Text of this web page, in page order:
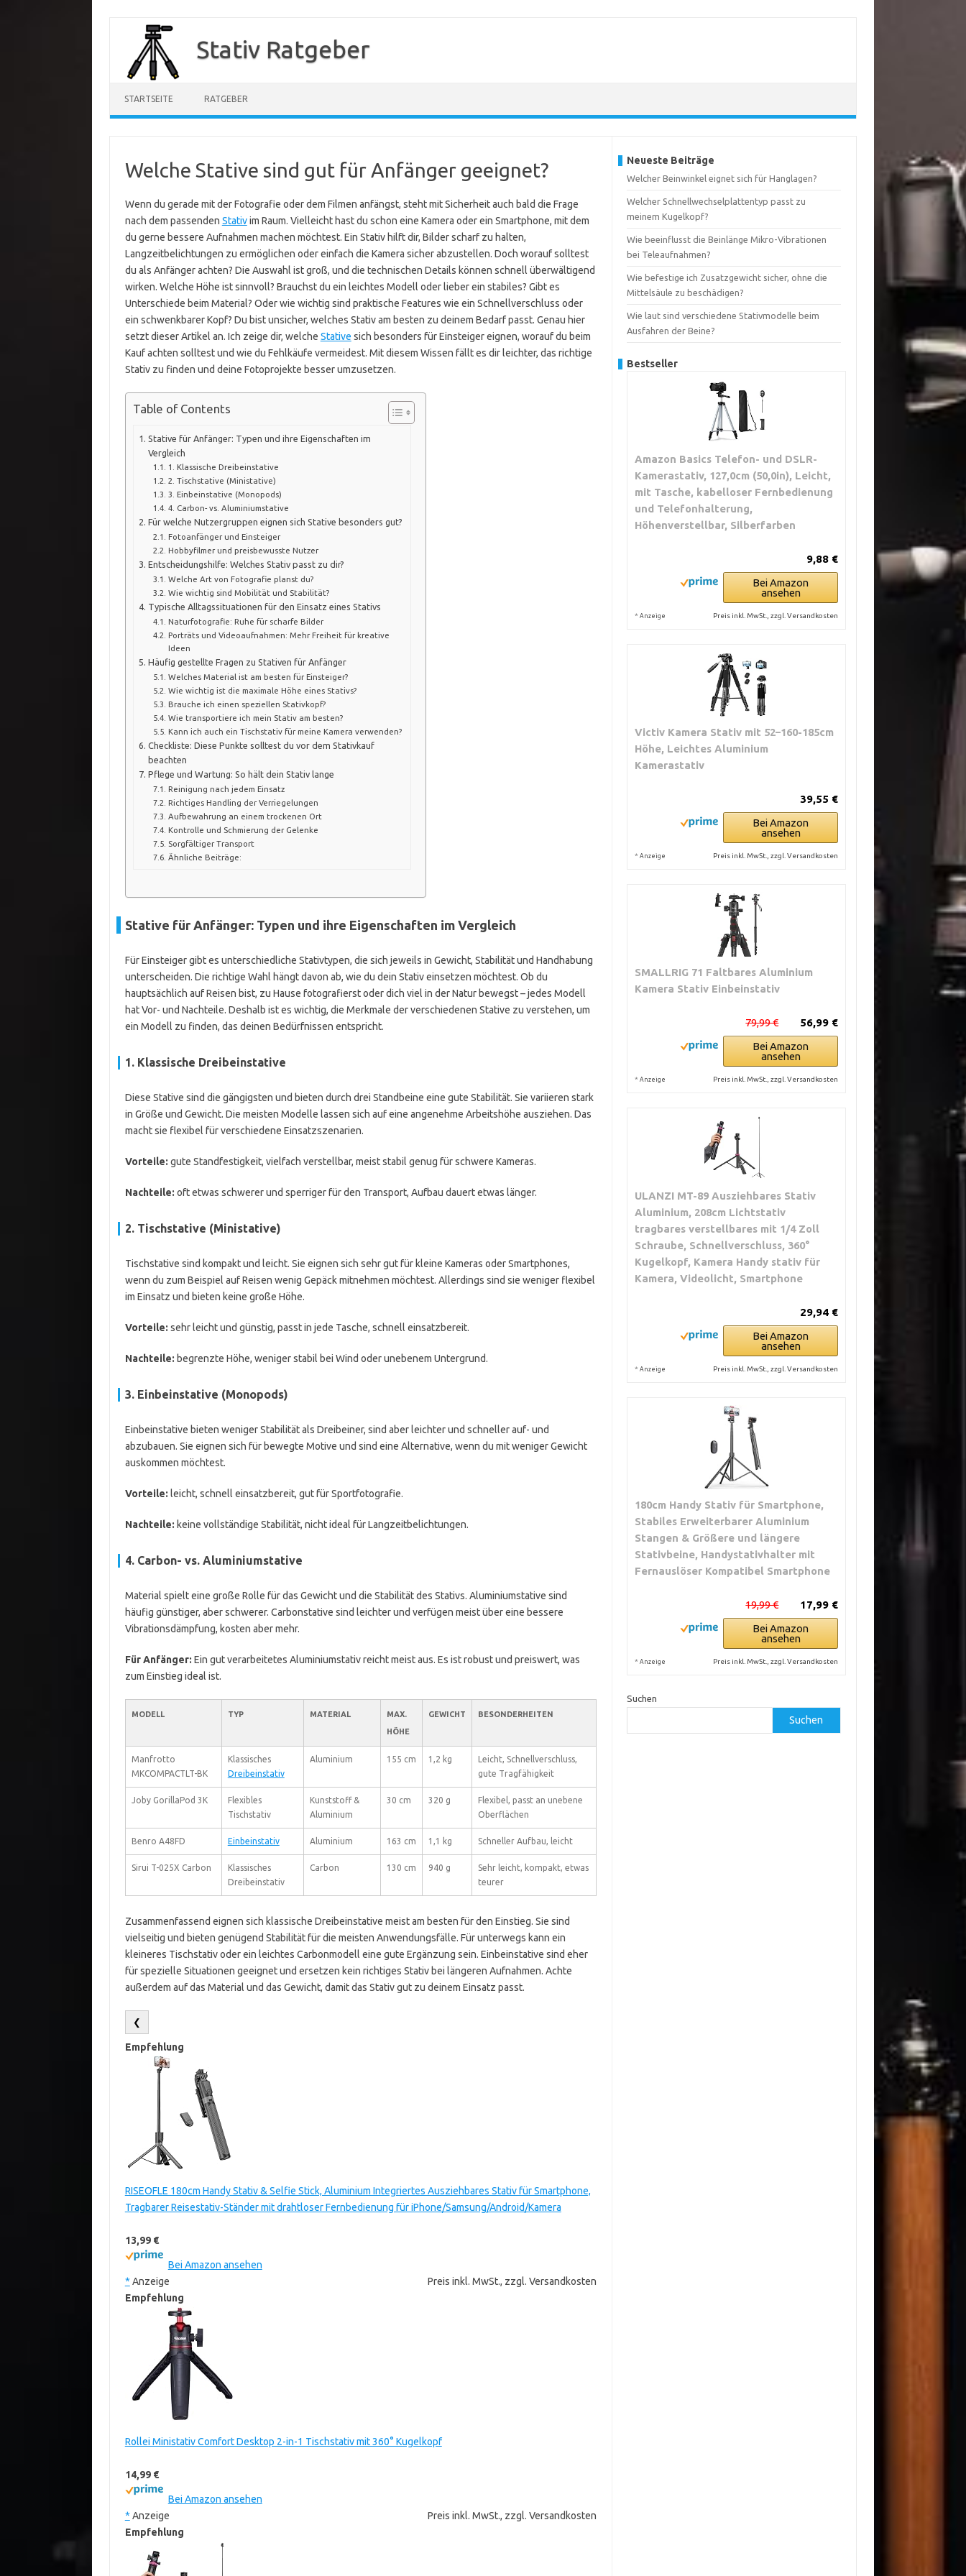
springen
Stativ Ratgeber
STARTSEITE RATGEBER
Welche Stative sind gut für Anfänger geeignet?
Wenn du gerade mit der Fotografie oder dem Filmen anfängst, steht mit Sicherheit auch bald die Frage
nach dem passenden Stativim Raum. Vielleicht hast du schon eine Kamera oder ein Smartphone, mit dem
du gerne bessere Aufnahmen machen möchtest. Ein Stativ hilft dir, Bilder scharf zu halten,
Langzeitbelichtungen zu ermöglichen oder einfach die Kamera sicher abzustellen. Doch worauf solltest
du als Anfänger achten? Die Auswahl ist groß, und die technischen Details können schnell überwältigend
wirken. Welche Höhe ist sinnvoll? Brauchst du ein leichtes Modell oder lieber ein stabiles? Gibt es
Unterschiede beim Material? Oder wie wichtig sind praktische Features wie ein Schnellverschluss oder
ein schwenkbarer Kopf? Du bist unsicher, welches Stativ am besten zu deinem Bedarf passt. Genau hier
setzt dieser Artikel an. Ich zeige dir, welche Stative sich besonders für Einsteiger eignen, worauf du beim
Kauf achten solltest und wie du Fehlkäufe vermeidest. Mit diesem Wissen fällt es dir leichter, das richtige
Stativ zu finden und deine Fotoprojekte besser umzusetzen.
Table of Contents
Stative für Anfänger: Typen und ihre Eigenschaften im
Vergleich
1. Klassische Dreibeinstative
2. Tischstative (Ministative)
3. Einbeinstative (Monopods)
4. Carbon- vs. Aluminiumstative
Für welche Nutzergruppen eignen sich Stative besonders gut?
Fotoanfänger und Einsteiger
Hobbyfilmer und preisbewusste Nutzer
Entscheidungshilfe: Welches Stativ passt zu dir?
Welche Art von Fotografie planst du?
Wie wichtig sind Mobilität und Stabilität?
Typische Alltagssituationen für den Einsatz eines Stativs
Naturfotografie: Ruhe für scharfe Bilder
Porträts und Videoaufnahmen: Mehr Freiheit für kreative
Ideen
Häufig gestellte Fragen zu Stativen für Anfänger
Welches Material ist am besten für Einsteiger?
Wie wichtig ist die maximale Höhe eines Stativs?
Brauche ich einen speziellen Stativkopf?
Wie transportiere ich mein Stativ am besten?
Kann ich auch ein Tischstativ für meine Kamera verwenden?
Checkliste: Diese Punkte solltest du vor dem Stativkauf
beachten
Pflege und Wartung: So hält dein Stativ lange
Reinigung nach jedem Einsatz
Richtiges Handling der Verriegelungen
Aufbewahrung an einem trockenen Ort
Kontrolle und Schmierung der Gelenke
Sorgfältiger Transport
Ähnliche Beiträge:
Stative für Anfänger: Typen und ihre Eigenschaften im Vergleich
Für Einsteiger gibt es unterschiedliche Stativtypen, die sich jeweils in Gewicht, Stabilität und Handhabung
unterscheiden. Die richtige Wahl hängt davon ab, wie du dein Stativ einsetzen möchtest. Ob du
hauptsächlich auf Reisen bist, zu Hause fotografierst oder dich viel in der Natur bewegst – jedes Modell
hat Vor- und Nachteile. Deshalb ist es wichtig, die Merkmale der verschiedenen Stative zu verstehen, um
ein Modell zu finden, das deinen Bedürfnissen entspricht.
1. Klassische Dreibeinstative
Diese Stative sind die gängigsten und bieten durch drei Standbeine eine gute Stabilität. Sie variieren stark
in Größe und Gewicht. Die meisten Modelle lassen sich auf eine angenehme Arbeitshöhe ausziehen. Das
macht sie flexibel für verschiedene Einsatzszenarien.
Vorteile: gute Standfestigkeit, vielfach verstellbar, meist stabil genug für schwere Kameras.
Nachteile: oft etwas schwerer und sperriger für den Transport, Aufbau dauert etwas länger.
2. Tischstative (Ministative)
Tischstative sind kompakt und leicht. Sie eignen sich sehr gut für kleine Kameras oder Smartphones,
wenn du zum Beispiel auf Reisen wenig Gepäck mitnehmen möchtest. Allerdings sind sie weniger flexibel
im Einsatz und bieten keine große Höhe.
Vorteile: sehr leicht und günstig, passt in jede Tasche, schnell einsatzbereit.
Nachteile: begrenzte Höhe, weniger stabil bei Wind oder unebenem Untergrund.
3. Einbeinstative (Monopods)
Einbeinstative bieten weniger Stabilität als Dreibeiner, sind aber leichter und schneller auf- und
abzubauen. Sie eignen sich für bewegte Motive und sind eine Alternative, wenn du mit weniger Gewicht
auskommen möchtest.
Vorteile: leicht, schnell einsatzbereit, gut für Sportfotografie.
Nachteile: keine vollständige Stabilität, nicht ideal für Langzeitbelichtungen.
4. Carbon- vs. Aluminiumstative
Material spielt eine große Rolle für das Gewicht und die Stabilität des Stativs. Aluminiumstative sind
häufig günstiger, aber schwerer. Carbonstative sind leichter und verfügen meist über eine bessere
Vibrationsdämpfung, kosten aber mehr.
Für Anfänger: Ein gut verarbeitetes Aluminiumstativ reicht meist aus. Es ist robust und preiswert, was
zum Einstieg ideal ist.
MODELL TYP MATERIAL
MAX.
HÖHE
GEWICHT BESONDERHEITEN
Manfrotto
MKCOMPACTLT-BK
Klassisches
Dreibeinstativ
Aluminium 155 cm 1,2 kg
Leicht, Schnellverschluss,
gute Tragfähigkeit
Joby GorillaPod 3K
Flexibles
Tischstativ
Kunststoff &
Aluminium
30 cm 320 g
Flexibel, passt an unebene
Oberflächen
Benro A48FD Einbeinstativ Aluminium 163 cm 1,1 kg Schneller Aufbau, leicht
Sirui T-025X Carbon
Klassisches
Dreibeinstativ
Carbon 130 cm 940 g
Sehr leicht, kompakt, etwas
teurer
Zusammenfassend eignen sich klassische Dreibeinstative meist am besten für den Einstieg. Sie sind
vielseitig und bieten genügend Stabilität für die meisten Anwendungsfälle. Für unterwegs kann ein
kleineres Tischstativ oder ein leichtes Carbonmodell eine gute Ergänzung sein. Einbeinstative sind eher
für spezielle Situationen geeignet und ersetzen kein richtiges Stativ bei längeren Aufnahmen. Achte
außerdem auf das Material und das Gewicht, damit das Stativ gut zu deinem Einsatz passt.
❮
Empfehlung
RISEOFLE 180cm Handy Stativ & Selfie Stick, Aluminium Integriertes Ausziehbares Stativ für Smartphone,
Tragbarer Reisestativ-Ständer mit drahtloser Fernbedienung für iPhone/Samsung/Android/Kamera
13,99 €
Bei Amazon ansehen
* Anzeige
Preis inkl. MwSt., zzgl. Versandkosten
Empfehlung
Rollei Ministativ Comfort Desktop 2-in-1 Tischstativ mit 360° Kugelkopf
14,99 €
Bei Amazon ansehen
* Anzeige
Preis inkl. MwSt., zzgl. Versandkosten
Empfehlung
Neueste Beiträge
Welcher Beinwinkel eignet sich für Hanglagen?
Welcher Schnellwechselplattentyp passt zu
meinem Kugelkopf?
Wie beeinflusst die Beinlänge Mikro-Vibrationen
bei Teleaufnahmen?
Wie befestige ich Zusatzgewicht sicher, ohne die
Mittelsäule zu beschädigen?
Wie laut sind verschiedene Stativmodelle beim
Ausfahren der Beine?
Bestseller
Amazon Basics Telefon- und DSLR-
Kamerastativ, 127,0cm (50,0in), Leicht,
mit Tasche, kabelloser Fernbedienung
und Telefonhalterung,
Höhenverstellbar, Silberfarben
9,88 €
Bei Amazon
ansehen
* Anzeige Preis inkl. MwSt., zzgl. Versandkosten
Victiv Kamera Stativ mit 52–160-185cm
Höhe, Leichtes Aluminium
Kamerastativ
39,55 €
Bei Amazon
ansehen
* Anzeige Preis inkl. MwSt., zzgl. Versandkosten
SMALLRIG 71 Faltbares Aluminium
Kamera Stativ Einbeinstativ
56,99 €
79,99 €
Bei Amazon
ansehen
* Anzeige Preis inkl. MwSt., zzgl. Versandkosten
ULANZI MT-89 Ausziehbares Stativ
Aluminium, 208cm Lichtstativ
tragbares verstellbares mit 1/4 Zoll
Schraube, Schnellverschluss, 360°
Kugelkopf, Kamera Handy stativ für
Kamera, Videolicht, Smartphone
29,94 €
Bei Amazon
ansehen
* Anzeige Preis inkl. MwSt., zzgl. Versandkosten
180cm Handy Stativ für Smartphone,
Stabiles Erweiterbarer Aluminium
Stangen & Größere und längere
Stativbeine, Handystativhalter mit
Fernauslöser Kompatibel Smartphone
17,99 €
19,99 €
Bei Amazon
ansehen
* Anzeige Preis inkl. MwSt., zzgl. Versandkosten
Suchen
Suchen